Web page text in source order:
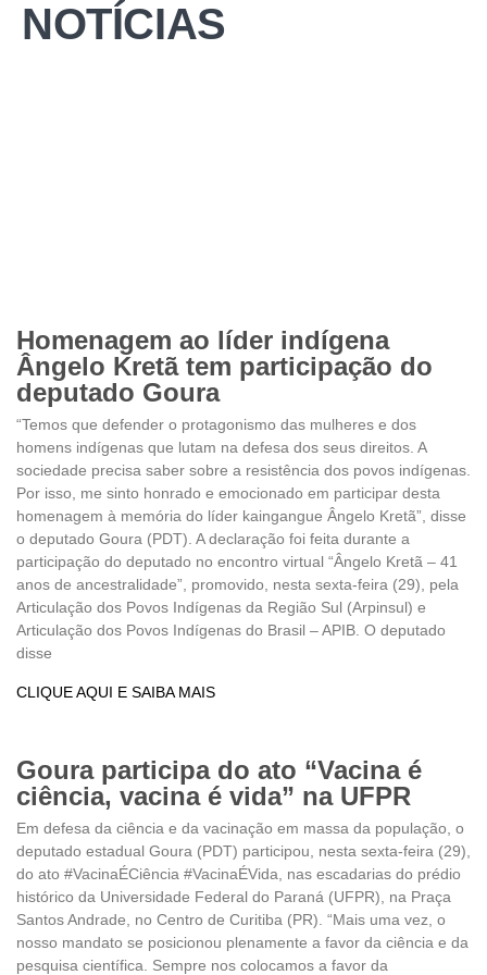
NOTÍCIAS
Homenagem ao líder indígena
Ângelo Kretã tem participação do
deputado Goura
“Temos que defender o protagonismo das mulheres e dos
homens indígenas que lutam na defesa dos seus direitos. A
sociedade precisa saber sobre a resistência dos povos indígenas.
Por isso, me sinto honrado e emocionado em participar desta
homenagem à memória do líder kaingangue Ângelo Kretã”, disse
o deputado Goura (PDT). A declaração foi feita durante a
participação do deputado no encontro virtual “Ângelo Kretã – 41
anos de ancestralidade”, promovido, nesta sexta-feira (29), pela
Articulação dos Povos Indígenas da Região Sul (Arpinsul) e
Articulação dos Povos Indígenas do Brasil – APIB. O deputado
disse
CLIQUE AQUI E SAIBA MAIS
Goura participa do ato “Vacina é
ciência, vacina é vida” na UFPR
Em defesa da ciência e da vacinação em massa da população, o
deputado estadual Goura (PDT) participou, nesta sexta-feira (29),
do ato #VacinaÉCiência #VacinaÉVida, nas escadarias do prédio
histórico da Universidade Federal do Paraná (UFPR), na Praça
Santos Andrade, no Centro de Curitiba (PR). “Mais uma vez, o
nosso mandato se posicionou plenamente a favor da ciência e da
pesquisa científica. Sempre nos colocamos a favor da